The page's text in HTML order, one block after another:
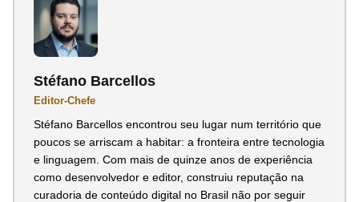
Stéfano Barcellos
Editor-Chefe
Stéfano Barcellos encontrou seu lugar num território que
poucos se arriscam a habitar: a fronteira entre tecnologia
e linguagem. Com mais de quinze anos de experiência
como desenvolvedor e editor, construiu reputação na
curadoria de conteúdo digital no Brasil não por seguir